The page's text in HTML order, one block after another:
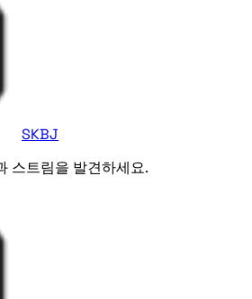
SKBJ
스트림을 발견하세요.